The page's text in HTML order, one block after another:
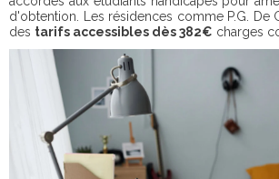
d'obtention. Les résidences comme P.G. De
des tarifs accessibles dès 382€ charges